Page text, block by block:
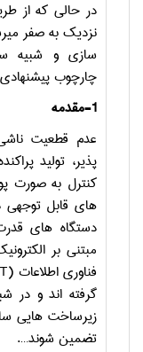
در حالی که از
نزدیک به صفر
سازی و شبیه
چارچوب
1-مقدمه
عدم قطعیت
پذیر، تولید
کنترل به صورت
های قابل توجهی
دستگاه های
مبتنی بر
فناوری اطلاعات (
گرفته اند و در
زیرساخت هایی
تضمین شوند….